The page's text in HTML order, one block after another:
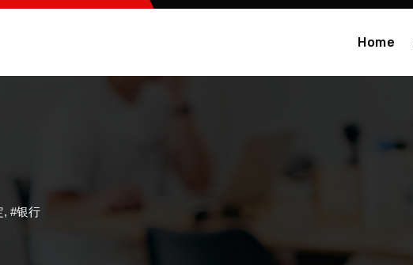
Home
, #银行